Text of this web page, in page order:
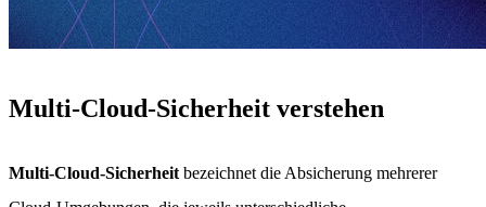
Multi-Cloud-Sicherheit verstehen
Multi-Cloud-Sicherheit bezeichnet die Absicherung mehrerer